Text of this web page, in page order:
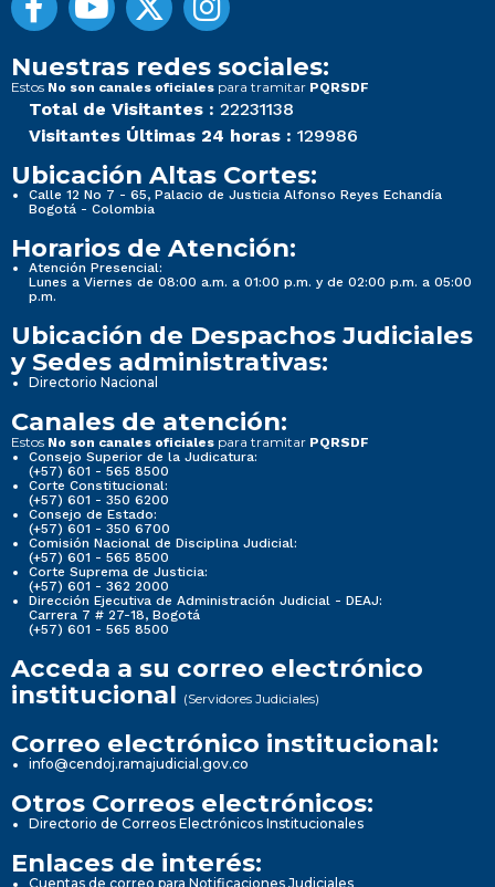
Nuestras redes sociales:
Estos No son canales oficiales para tramitar PQRSDF
Total de Visitantes : 22231138
Visitantes Últimas 24 horas : 129986
Ubicación Altas Cortes:
Calle 12 No 7 - 65, Palacio de Justicia Alfonso Reyes Echandía
Bogotá - Colombia
Horarios de Atención:
Atención Presencial:
Lunes a Viernes de 08:00 a.m. a 01:00 p.m. y de 02:00 p.m. a 05:00
p.m.
Ubicación de Despachos Judiciales
y Sedes administrativas:
Directorio Nacional
Canales de atención:
Estos No son canales oficiales para tramitar PQRSDF
Consejo Superior de la Judicatura:
(+57) 601 - 565 8500
Corte Constitucional:
(+57) 601 - 350 6200
Consejo de Estado:
(+57) 601 - 350 6700
Comisión Nacional de Disciplina Judicial:
(+57) 601 - 565 8500
Corte Suprema de Justicia:
(+57) 601 - 362 2000
Dirección Ejecutiva de Administración Judicial - DEAJ:
Carrera 7 # 27-18, Bogotá
(+57) 601 - 565 8500
Acceda a su correo electrónico
institucional (Servidores Judiciales)
Correo electrónico institucional:
info@cendoj.ramajudicial.gov.co
Otros Correos electrónicos:
Directorio de Correos Electrónicos Institucionales
Enlaces de interés:
Cuentas de correo para Notificaciones Judiciales